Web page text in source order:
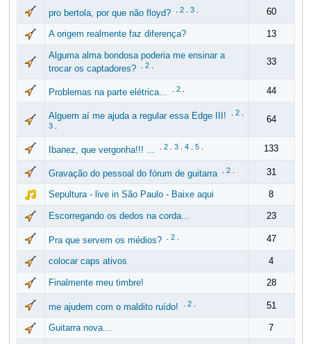
pro bertola, por que não floyd? 2. 3. 60
A origem realmente faz diferença? 13
Alguma alma bondosa poderia me ensinar a
trocar os captadores?
2. 33
Problemas na parte elétrica... 2. 44
Alguem aí me ajuda a regular essa Edge III! 2.
3.
64
Ibanez, que vergonha!!! ... 2. 3. 4. 5. 133
Gravação do pessoal do fórum de guitarra 2. 31
Sepultura - live in São Paulo - Baixe aqui 8
Escorregando os dedos na corda... 23
Pra que servem os médios? 2. 47
colocar caps ativos 4
Finalmente meu timbre! 28
me ajudem com o maldito ruído! 2. 51
Guitarra nova... 7